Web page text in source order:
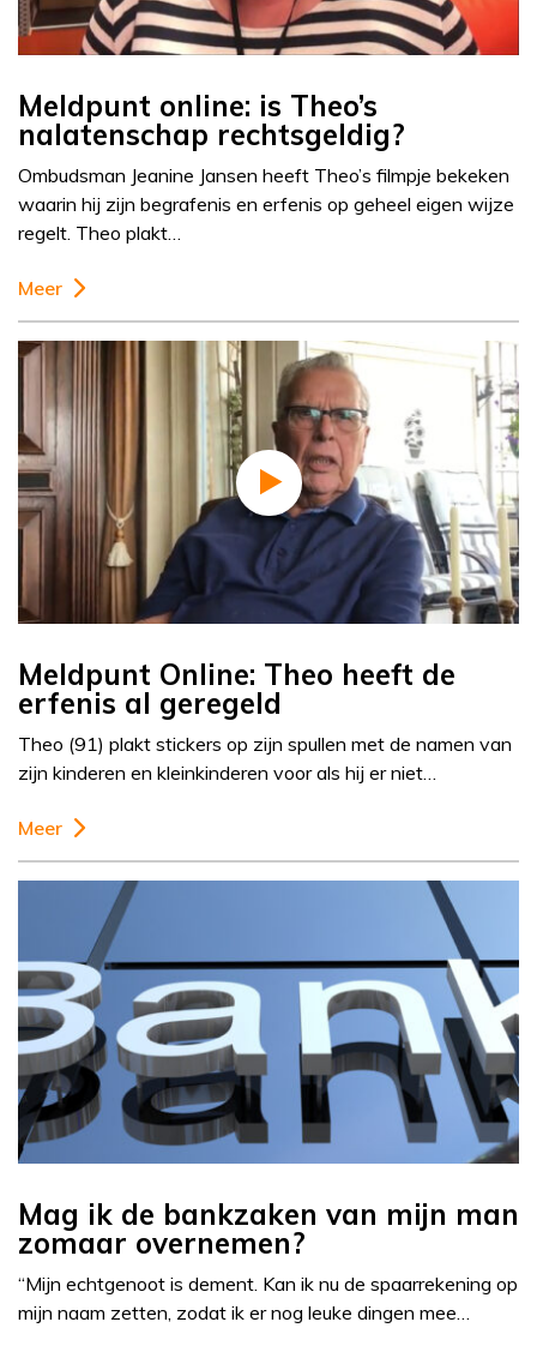
Meldpunt online: is Theo’s
nalatenschap rechtsgeldig?
Ombudsman Jeanine Jansen heeft Theo’s filmpje bekeken
waarin hij zijn begrafenis en erfenis op geheel eigen wijze
regelt. Theo plakt…
Meer
Meldpunt Online: Theo heeft de
erfenis al geregeld
Theo (91) plakt stickers op zijn spullen met de namen van
zijn kinderen en kleinkinderen voor als hij er niet…
Meer
Mag ik de bankzaken van mijn man
zomaar overnemen?
“Mijn echtgenoot is dement. Kan ik nu de spaarrekening op
mijn naam zetten, zodat ik er nog leuke dingen mee…